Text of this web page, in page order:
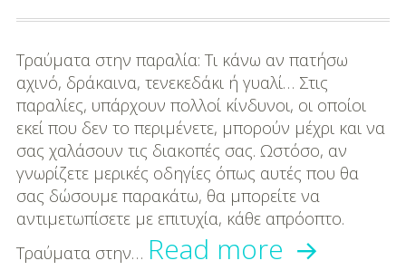
Τραύματα στην παραλία: Τι κάνω αν πατήσω
αχινό, δράκαινα, τενεκεδάκι ή γυαλί… Στις
παραλίες, υπάρχουν πολλοί κίνδυνοι, οι οποίοι
εκεί που δεν το περιμένετε, μπορούν μέχρι και να
σας χαλάσουν τις διακοπές σας. Ωστόσο, αν
γνωρίζετε μερικές οδηγίες όπως αυτές που θα
σας δώσουμε παρακάτω, θα μπορείτε να
αντιμετωπίσετε με επιτυχία, κάθε απρόοπτο.
Τραύματα στην… Read more Τι